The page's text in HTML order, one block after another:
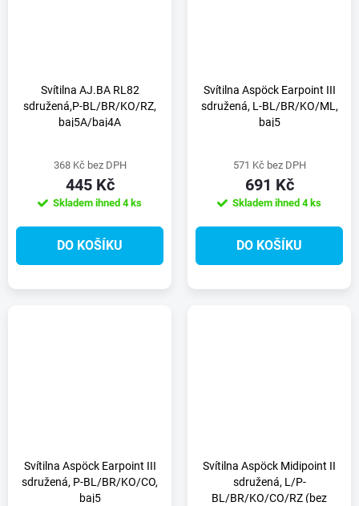
Svítilna AJ.BA RL82
sdružená,P-BL/BR/KO/RZ,
baj5A/baj4A
368 Kč bez DPH
445 Kč
Skladem ihned 4 ks
DO KOŠÍKU
Svítilna Aspöck Earpoint III
sdružená, L-BL/BR/KO/ML,
baj5
571 Kč bez DPH
691 Kč
Skladem ihned 4 ks
DO KOŠÍKU
Svítilna Aspöck Earpoint III
sdružená, P-BL/BR/KO/CO,
baj5
Svítilna Aspöck Midipoint II
sdružená, L/P-
BL/BR/KO/CO/RZ (bez